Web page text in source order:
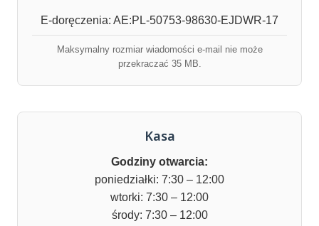
E-doręczenia: AE:PL-50753-98630-EJDWR-17
Maksymalny rozmiar wiadomości e-mail nie może
przekraczać 35 MB.
Kasa
Godziny otwarcia:
poniedziałki: 7:30 – 12:00
wtorki: 7:30 – 12:00
środy: 7:30 – 12:00